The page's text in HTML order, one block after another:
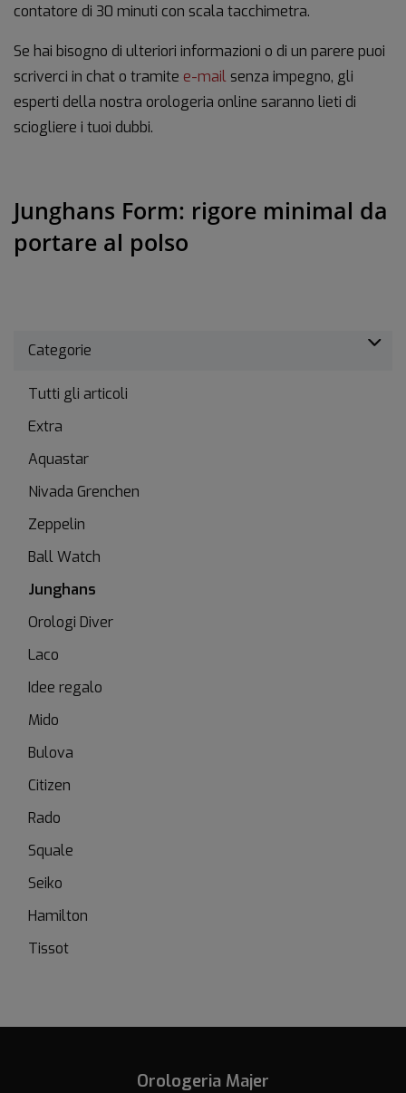
contatore di 30 minuti con scala tacchimetra.
Se hai bisogno di ulteriori informazioni o di un parere puoi
scriverci in chat o tramite e-mailsenza impegno, gli
esperti della nostra orologeria online saranno lieti di
sciogliere i tuoi dubbi.
Junghans Form: rigore minimal da
portare al polso
Categorie
Tutti gli articoli
Extra
Aquastar
Nivada Grenchen
Zeppelin
Ball Watch
Junghans
Orologi Diver
Laco
Idee regalo
Mido
Bulova
Citizen
Rado
Squale
Seiko
Hamilton
Tissot
Orologeria Majer